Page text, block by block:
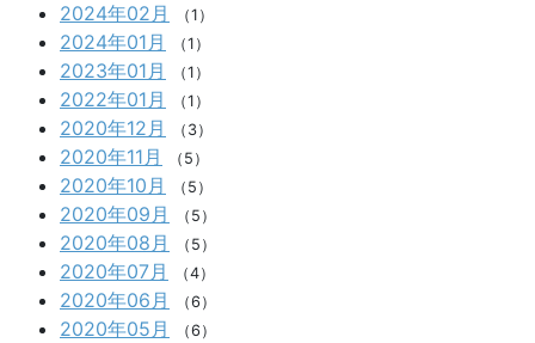
2024年02月
（1）
2024年01月 （1）
2023年01月 （1）
2022年01月 （1）
2020年12月 （3）
2020年11月 （5）
2020年10月 （5）
2020年09月 （5）
2020年08月 （5）
2020年07月 （4）
2020年06月 （6）
2020年05月 （6）